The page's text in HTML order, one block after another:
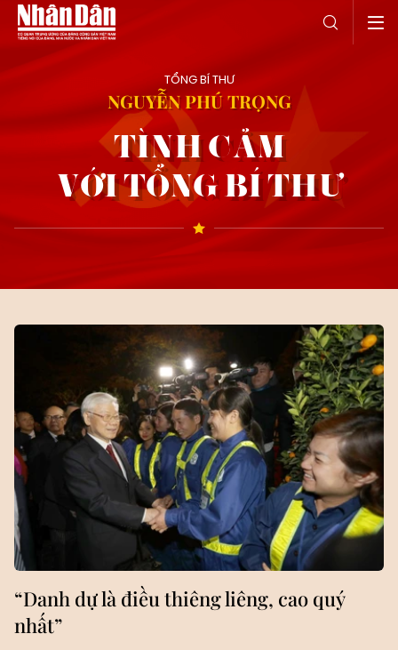
TỔNG BÍ THƯ
NGUYỄN PHÚ TRỌNG
TÌNH CẢM
VỚI TỔNG BÍ THƯ
“Danh dự là điều thiêng liêng, cao quý
nhất”